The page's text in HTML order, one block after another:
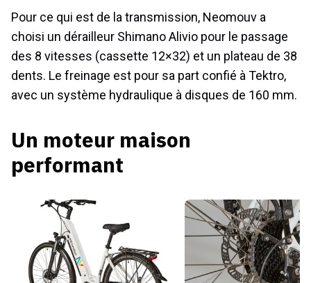
Pour ce qui est de la transmission, Neomouv a
choisi un dérailleur Shimano Alivio pour le passage
des 8 vitesses (cassette 12×32) et un plateau de 38
dents. Le freinage est pour sa part confié à Tektro,
avec un système hydraulique à disques de 160 mm.
Un moteur maison
performant